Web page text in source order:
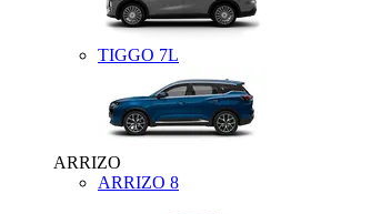
TIGGO 7L
ARRIZO
ARRIZO 8